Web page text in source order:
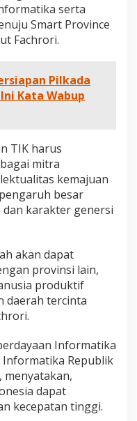
serta
Smart Province
Fachrori.
Pilkada
Kata Wabup
TIK harus
mitra
kemajuan
besar
karakter genersi
akan dapat
provinsi lain,
produktif
daerah tercinta
Informatika
Informatika Republik
menyatakan,
dapat
kecepatan tinggi.